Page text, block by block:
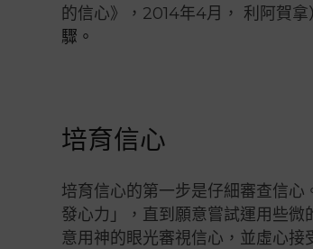
的信心》，2014年4月， 利阿賀拿
驟。
培育信心
培育信心的第一步是仔細審查信
發心力」，直到願意嘗試運用些
意用神的眼光審視信心，並虛心